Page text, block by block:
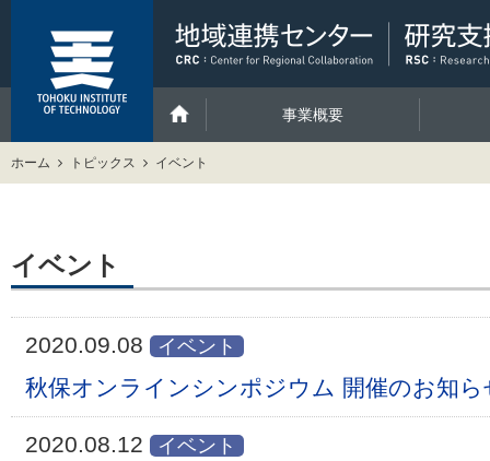
事業概要
ホーム トピックス イベント
イベント
2020.09.08 イベント
秋保オンラインシンポジウム 開催のお知ら
2020.08.12 イベント